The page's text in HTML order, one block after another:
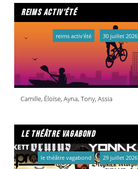
reims activ'été
Camille, Éloïse, Ayna, Tony, Assia
reims activ'été 30 juillet 2026
le théâtre vagabond
le théâtre vagabond 29 juillet 2026